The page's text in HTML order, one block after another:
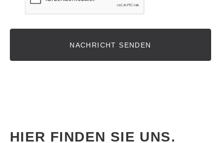
NACHRICHT SENDEN
HIER FINDEN SIE UNS.